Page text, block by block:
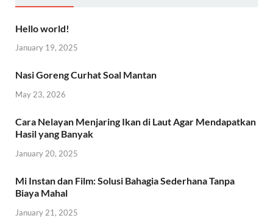
Hello world!
January 19, 2025
Nasi Goreng Curhat Soal Mantan
May 23, 2026
Cara Nelayan Menjaring Ikan di Laut Agar Mendapatkan
Hasil yang Banyak
January 20, 2025
Mi Instan dan Film: Solusi Bahagia Sederhana Tanpa
Biaya Mahal
January 21, 2025